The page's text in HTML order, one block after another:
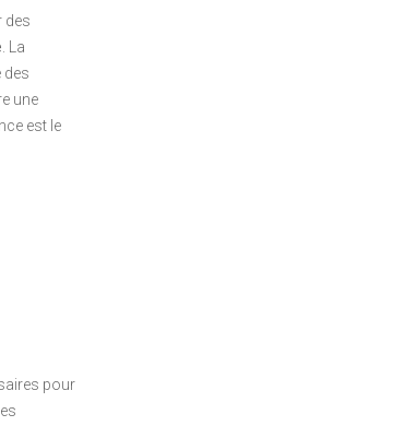
des
. La
des
une
est le
pour